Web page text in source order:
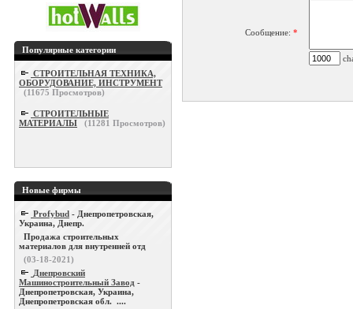
Популярные категории
СТРОИТЕЛЬНАЯ ТЕХНИКА,
ОБОРУДОВАНИЕ, ИНСТРУМЕНТ
(11675 Просмотров)
СТРОИТЕЛЬНЫЕ
МАТЕРИАЛЫ
(11281 Просмотров)
Новые фирмы
Profybud - Днепропетровская,
Украина, Днепр.
Продажа строительных
материалов для внутренней отд
(03-18-2021)
Днепровский
Машиностроительный Завод -
Днепропетровская, Украина,
Днепропетровская обл. ....
Сообщение: *